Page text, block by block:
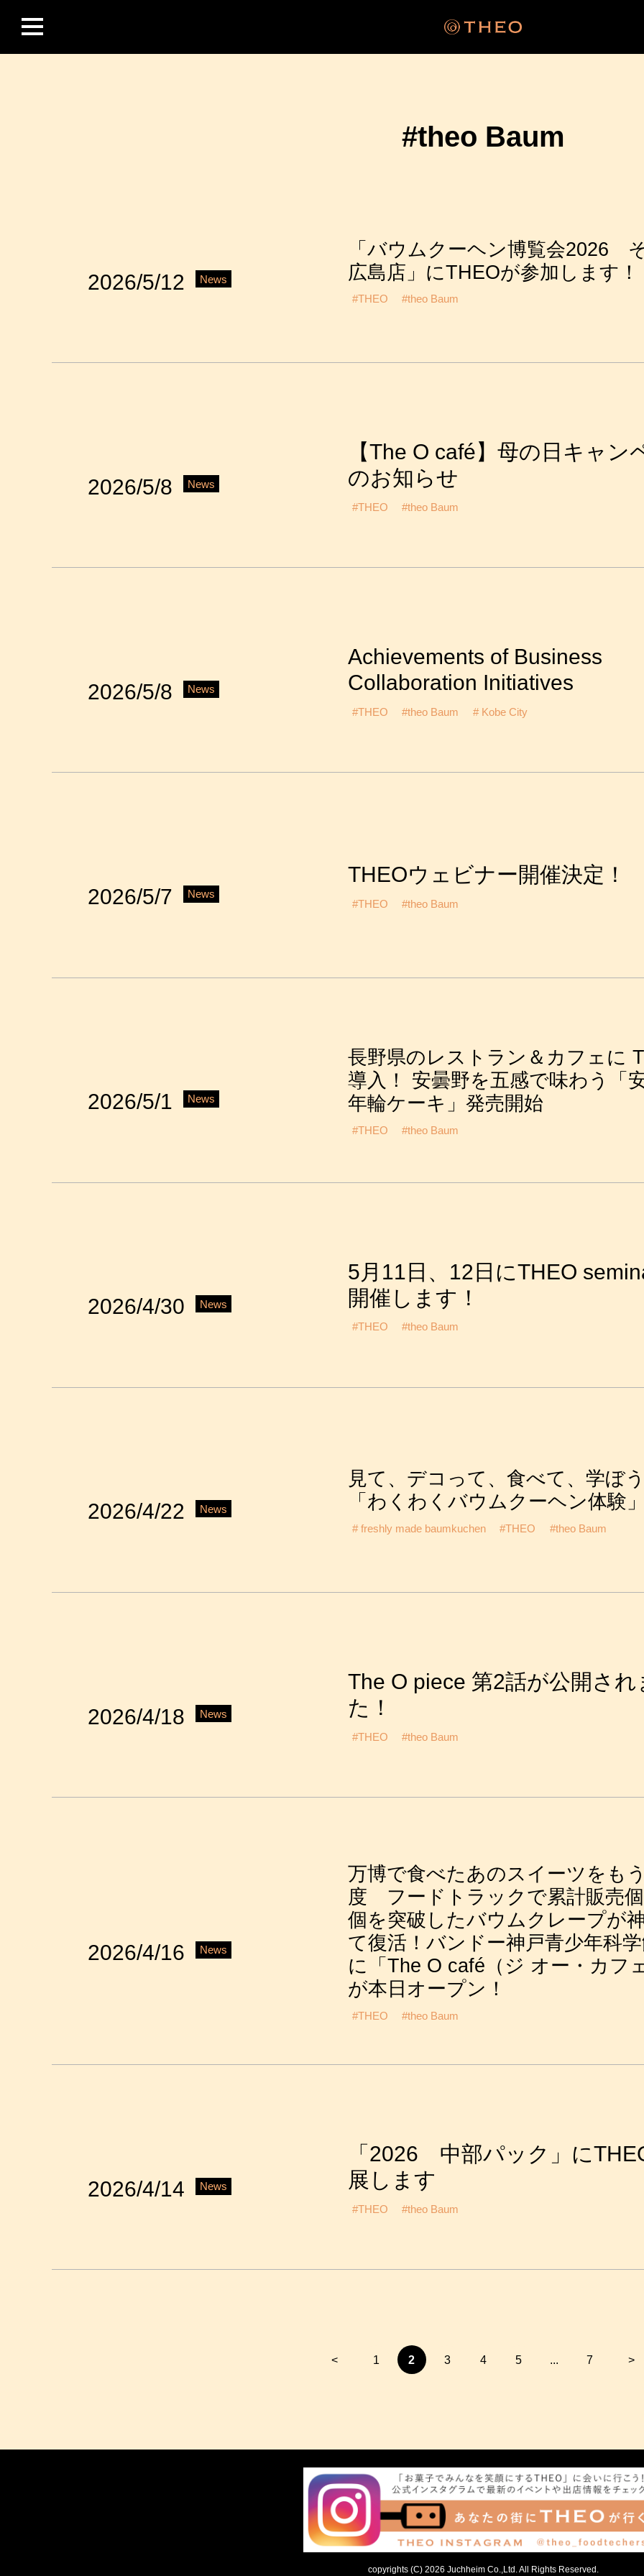
#theo Baum
2026/5/12 News
「バウムクーヘン博覧会2026
広島店」にTHEOが参加します！
#THEO #theo Baum
2026/5/8 News
【The O café】母の日キャン
のお知らせ
#THEO #theo Baum
2026/5/8 News
Achievements of Business
Collaboration Initiatives
#THEO #theo Baum # Kobe City
2026/5/7 News
THEOウェビナー開催決定！
#THEO #theo Baum
2026/5/1 News
長野県のレストラン＆カフェに
導入！ 安曇野を五感で味わう「
年輪ケーキ」発売開始
#THEO #theo Baum
2026/4/30 News
5月11日、12日にTHEO
開催します！
#THEO #theo Baum
2026/4/22 News
見て、デコって、食べて、学ぼ
「わくわくバウムクーヘン体験
# freshly made baumkuchen #THEO #theo Baum
2026/4/18 News
The O piece 第2話が公開され
た！
#THEO #theo Baum
2026/4/16 News
万博で食べたあのスイーツをも
度 フードトラックで累計販売
個を突破したバウムクレープが
て復活！バンドー神戸青少年科
に「The O café（ジ オー・カフ
が本日オープン！
#THEO #theo Baum
2026/4/14 News
「2026 中部パック」に
展します
#THEO #theo Baum
< 1 2 3 4 5 ... >
7
copyrights (C) 2026 Juchheim Co.,Ltd. All Rights Reserved.